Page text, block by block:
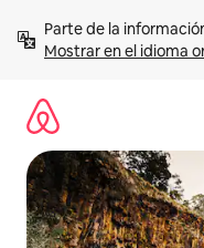
contenidoMostrar en el idioma